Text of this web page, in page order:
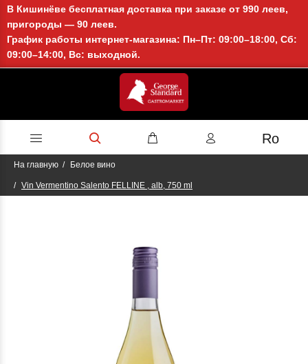
В Кишинёве бесплатная доставка при заказе от 990 леев,
пригороды — 90 леев.
График работы интернет-магазина: Пн–Пт: 09:00–18:00, Сб:
09:00–14:00, Вс: выходной.
Ro
На главную Белое вино
Vin Vermentino Salento FELLINE , alb, 750 ml